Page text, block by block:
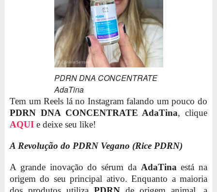
PDRN DNA CONCENTRATE
AdaTina
Tem um Reels lá no Instagram falando um pouco do
PDRN DNA CONCENTRATE AdaTina, clique
AQUI e deixe seu like!
A Revolução do PDRN Vegano (Rice PDRN)
A grande inovação do sérum da AdaTinaestá na
origem do seu principal ativo. Enquanto a maioria